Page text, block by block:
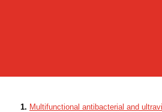
1. Multifunctional antibacterial and